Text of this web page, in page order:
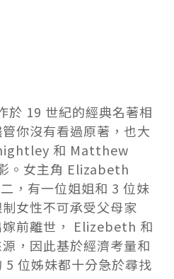
於 19 世紀的經典名著相
你沒有看過原著，也大
和 Matthew
。女主角 Elizabeth
，有一位姐姐和 3 位妹
女性不可承受父母家
前離世， Elizebeth 和
，因此基於經濟考量和
位姊妹都十分急於尋找